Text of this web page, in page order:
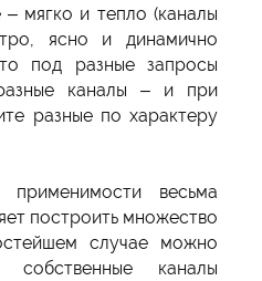
– мягко и тепло (каналы
ясно и динамично
под разные запросы
каналы – и при
разные по характеру
весьма
построить множество
случае можно
собственные каналы